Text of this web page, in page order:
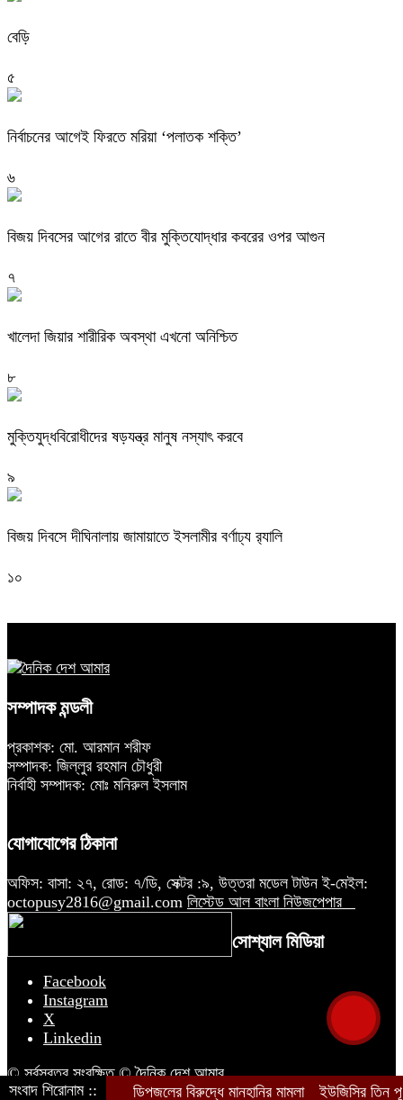
বেড়ি
৫
নির্বাচনের আগেই ফিরতে মরিয়া ‘পলাতক শক্তি’
৬
বিজয় দিবসের আগের রাতে বীর মুক্তিযোদ্ধার কবরের ওপর আগুন
৭
খালেদা জিয়ার শারীরিক অবস্থা এখনো অনিশ্চিত
৮
মুক্তিযুদ্ধবিরোধীদের ষড়যন্ত্র মানুষ নস্যাৎ করবে
৯
বিজয় দিবসে দীঘিনালায় জামায়াতে ইসলামীর বর্ণাঢ্য র‍্যালি
১০
সম্পাদক মন্ডলী
প্রকাশক: মো. আরমান শরীফ
সম্পাদক: জিল্লুর রহমান চৌধুরী
নির্বাহী সম্পাদক: মোঃ মনিরুল ইসলাম
যোগাযোগের ঠিকানা
অফিস: বাসা: ২৭, রোড: ৭/ডি, সেক্টর :৯, উত্তরা মডেল টাউন ই-মেইল:
octopusy2816@gmail.com লিস্টেড আল বাংলা নিউজপেপার
সোশ্যাল মিডিয়া
Facebook
Instagram
X
Linkedin
© সর্বস্বত্ব সংরক্ষিত © দৈনিক দেশ আমার
সংবাদ শিরোনাম ::
ডিপজলের বিরুদ্ধে মানহানির মামলা ইউজিসির তিন